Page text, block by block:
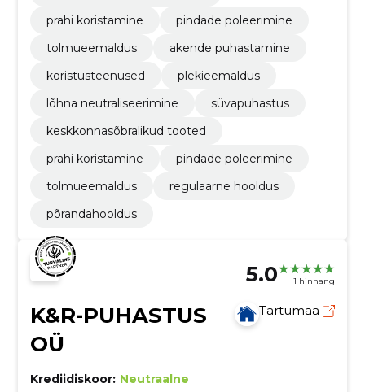
prahi koristamine
pindade poleerimine
tolmueemaldus
akende puhastamine
koristusteenused
plekieemaldus
lõhna neutraliseerimine
süvapuhastus
keskkonnasõbralikud tooted
prahi koristamine
pindade poleerimine
tolmueemaldus
regulaarne hooldus
põrandahooldus
5.0 1 hinnang
K&R-PUHASTUS
OÜ
Tartumaa
Krediidiskoor: Neutraalne